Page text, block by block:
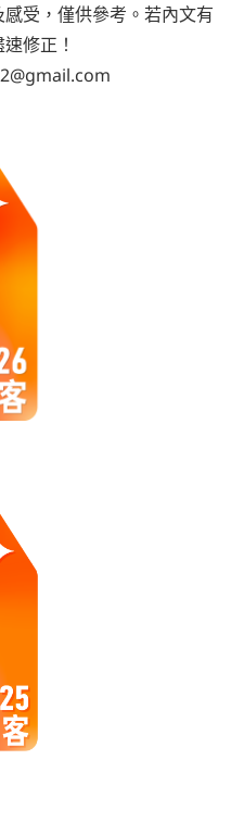
受，僅供參考。若內文有
修正！